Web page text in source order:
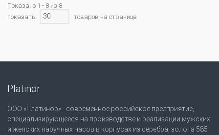
Показано 1 - 8 из 8
показать:
30 товаров на странице
Platinor
ООО «Платинор» - современное российское предприятие,
специализирующееся на производстве и реализации мужских
и женских наручных часов в корпусах из серебра, золота 585